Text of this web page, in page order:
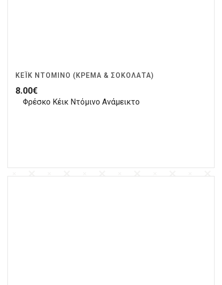
ΚΈΙΚ ΝΤΌΜΙΝΟ (ΚΡΈΜΑ & ΣΟΚΟΛΆΤΑ)
8.00€
Φρέσκο Κέικ Ντόμινο Ανάμεικτο